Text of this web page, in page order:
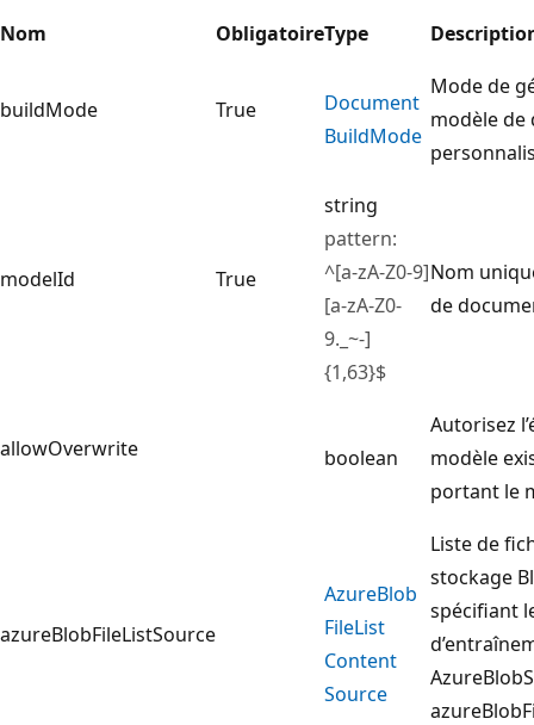
Nom ObligatoireType
buildMode True
Document
BuildMode
Mode de
modèle de
modelId True
string
pattern:
^[a-zA-Z0-9]
[a-zA-Z0-
9._~-]
{1,63}$
Nom
de
allowOverwrite boolean
Autorisez
modèle
portant le
azureBlobFileListSource
AzureBlob
FileList
Content
Source
Liste de
stockage
spécifiant